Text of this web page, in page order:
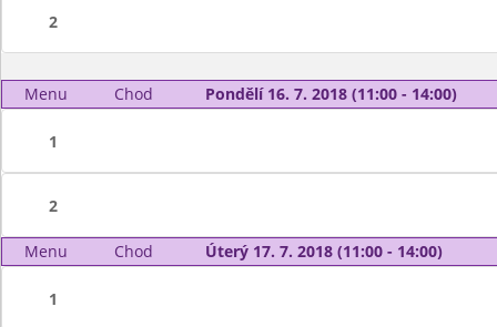
2
Menu Chod Pondělí 16. 7. 2018 (11:00 - 14:00)
1
2
Menu Chod Úterý 17. 7. 2018 (11:00 - 14:00)
1